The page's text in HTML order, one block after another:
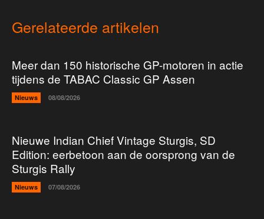
Gerelateerde artikelen
Meer dan 150 historische GP-motoren in actie
tijdens de TABAC Classic GP Assen
Nieuws 08/08/2026
Nieuwe Indian Chief Vintage Sturgis, SD
Edition: eerbetoon aan de oorsprong van de
Sturgis Rally
Nieuws 07/08/2026